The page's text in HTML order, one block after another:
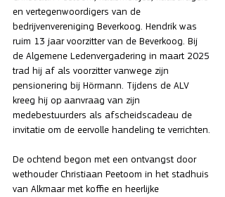
en vertegenwoordigers van de
bedrijvenvereniging Beverkoog. Hendrik was
ruim 13 jaar voorzitter van de Beverkoog. Bij
de Algemene Ledenvergadering in maart 2025
trad hij af als voorzitter vanwege zijn
pensionering bij Hörmann. Tijdens de ALV
kreeg hij op aanvraag van zijn
medebestuurders als afscheidscadeau de
invitatie om de eervolle handeling te verrichten.
De ochtend begon met een ontvangst door
wethouder Christiaan Peetoom in het stadhuis
van Alkmaar met koffie en heerlijke